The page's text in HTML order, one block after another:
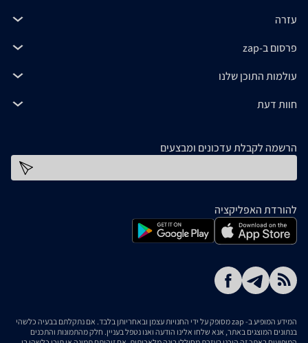
עזרה
פרסום ב-zap
עולמות התוכן שלנו
חוות דעת
הרשמה לקבלת עדכונים ומבצעים
להורדת האפליקציה
המידע המופיע ב- zap מסופק על ידי החנויות עצמן ובאחריותן בלבד. אם נתקלתם בבעיה כלשהי
בנתונים המוצגים באתר, אנא שלחו אלינו הודעה ואנו נטפל בעניין. חלק מהתמונות והתכנים